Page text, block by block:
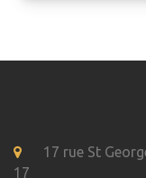
17 rue St
17